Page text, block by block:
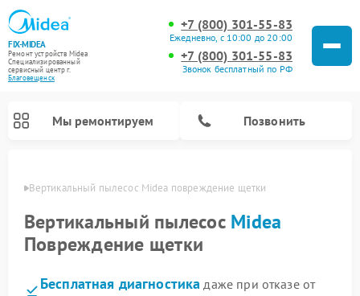
FIX-MIDEA
Ремонт устройств Midea
Специализированный
cервисный центр г.
Благовещенск
+7 (800) 301-55-83
Ежедневно, с 10:00 до 20:00
+7 (800) 301-55-83
Звонок бесплатный по РФ
Мы ремонтируем Позвонить
Вертикальный пылесос Midea повреждение щетки
Вертикальный пылесос Midea
Повреждение щетки
Бесплатная диагностика даже при отказе от